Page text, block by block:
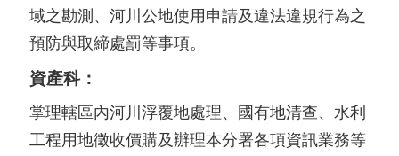
域之勘測、河川公地使用申請及違法違規行為之
預防與取締處罰等事項。
資產科：
掌理轄區內河川浮覆地處理、國有地清查、水利
工程用地徵收價購及辦理本分署各項資訊業務等